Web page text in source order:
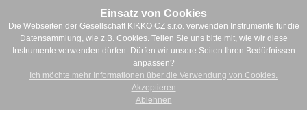
Einsatz von Cookies
Die Webseiten der Gesellschaft KIKKO CZ s.r.o. verwenden Instrumente für die
Datensammlung, wie z.B. Cookies. Teilen Sie uns bitte mit, wie wir diese
Instrumente verwenden dürfen. Dürfen wir unsere Seiten Ihren Bedürfnissen
anpassen?
Ich möchte mehr Informationen über die Verwendung von Cookies.
Akzeptieren
Ablehnen